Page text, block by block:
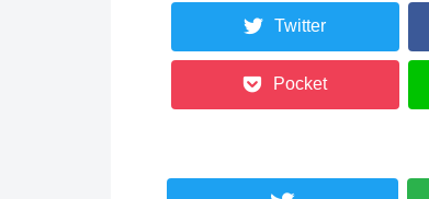
Twitter
Pocket